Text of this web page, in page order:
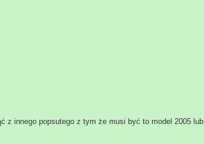
z innego popsutego z tym że musi być to model 2005 lub